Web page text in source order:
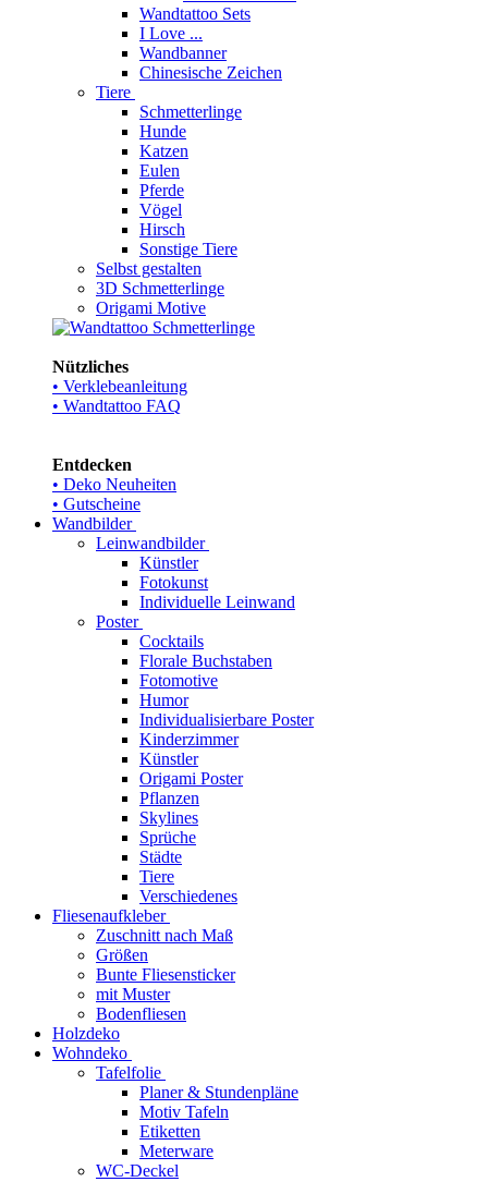
Wandtattoo Sets
I Love ...
Wandbanner
Chinesische Zeichen
Tiere
Schmetterlinge
Hunde
Katzen
Eulen
Pferde
Vögel
Hirsch
Sonstige Tiere
Selbst gestalten
3D Schmetterlinge
Origami Motive
Nützliches
• Verklebeanleitung
• Wandtattoo FAQ
Entdecken
• Deko Neuheiten
• Gutscheine
Wandbilder
Leinwandbilder
Künstler
Fotokunst
Individuelle Leinwand
Poster
Cocktails
Florale Buchstaben
Fotomotive
Humor
Individualisierbare Poster
Kinderzimmer
Künstler
Origami Poster
Pflanzen
Skylines
Sprüche
Städte
Tiere
Verschiedenes
Fliesenaufkleber
Zuschnitt nach Maß
Größen
Bunte Fliesensticker
mit Muster
Bodenfliesen
Holzdeko
Wohndeko
Tafelfolie
Planer & Stundenpläne
Motiv Tafeln
Etiketten
Meterware
WC-Deckel